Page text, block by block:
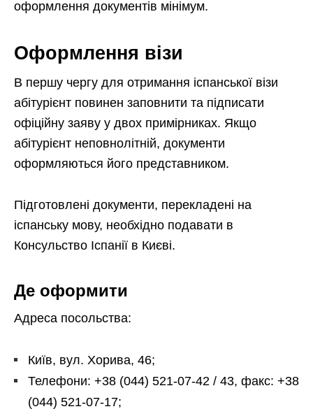
оформлення документів мінімум.
Оформлення візи
В першу чергу для отримання іспанської візи
абітурієнт повинен заповнити та підписати
офіційну заяву у двох примірниках. Якщо
абітурієнт неповнолітній, документи
оформляються його представником.
Підготовлені документи, перекладені на
іспанську мову, необхідно подавати в
Консульство Іспанії в Києві.
Де оформити
Адреса посольства:
Київ, вул. Хорива, 46;
Телефони: +38 (044) 521-07-42 / 43, факс: +38
(044) 521-07-17;